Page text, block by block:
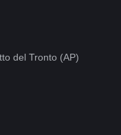
del Tronto (AP)